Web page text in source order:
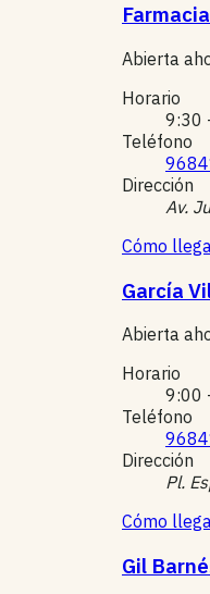
Abierta
Horario
9:30
Teléfono
Dirección
Av.
Cómo
García
Abierta
Horario
9:00
Teléfono
Dirección
Pl.
Cómo
Gil